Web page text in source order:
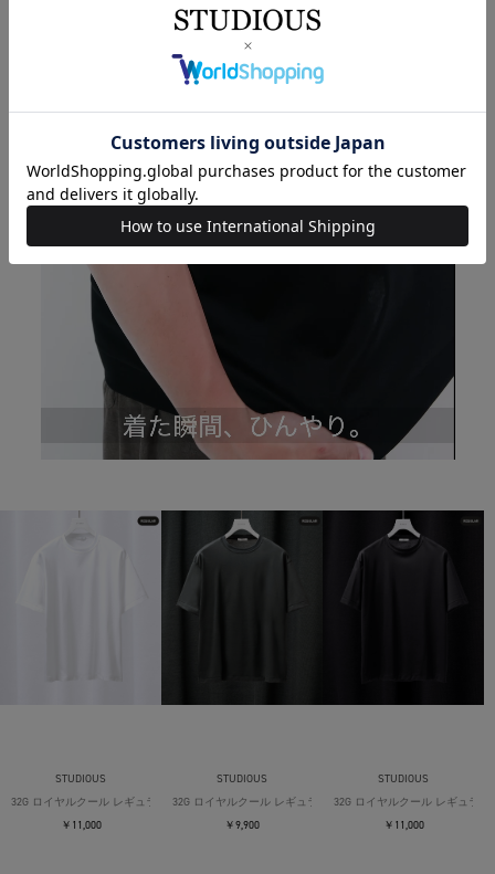
STUDIOUS
32G ロイヤルクール レギュラーTシャツ
￥11,000
STUDIOUS
32G ロイヤルクール レギュラーTシャツ
￥9,900
STUDIOUS
32G ロイヤルクール レギュラー
￥11,000